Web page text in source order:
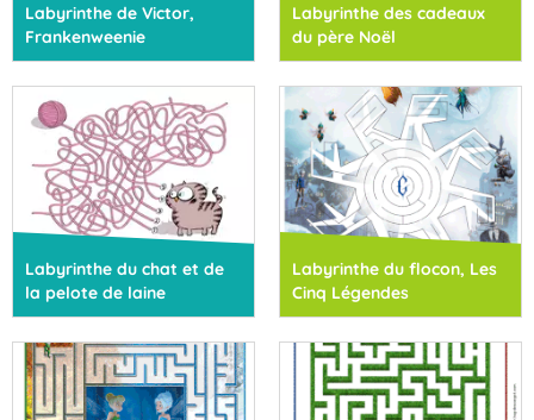
Labyrinthe de Victor,
Frankenweenie
Labyrinthe des cadeaux
du père Noël
Labyrinthe du chat et de
la pelote de laine
Labyrinthe du flocon, Les
Cinq Légendes